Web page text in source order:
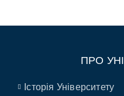
ПРО
Історія Університету